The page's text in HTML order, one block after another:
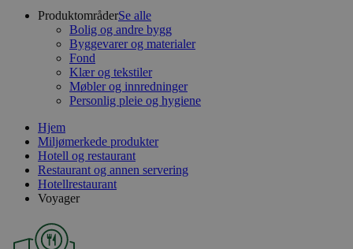
ProduktområderSe alle
Bolig og andre bygg
Byggevarer og materialer
Fond
Klær og tekstiler
Møbler og innredninger
Personlig pleie og hygiene
Hjem
Miljømerkede produkter
Hotell og restaurant
Restaurant og annen servering
Hotellrestaurant
Voyager